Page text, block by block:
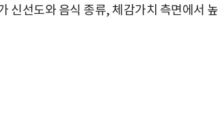
신선도와 음식 종류, 체감가치 측면에서